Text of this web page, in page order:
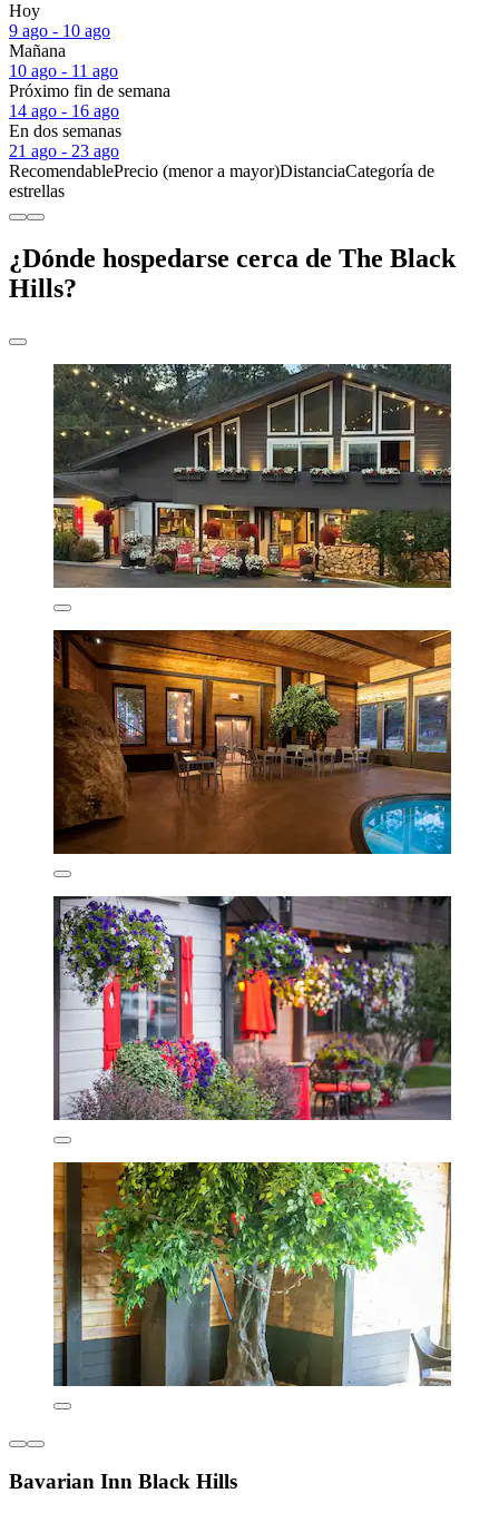
Hoy
9 ago - 10 ago
Mañana
10 ago - 11 ago
Próximo fin de semana
14 ago - 16 ago
En dos semanas
21 ago - 23 ago
RecomendablePrecio (menor a mayor)DistanciaCategoría de
estrellas
¿Dónde hospedarse cerca de The Black
Hills?
Bavarian Inn Black Hills